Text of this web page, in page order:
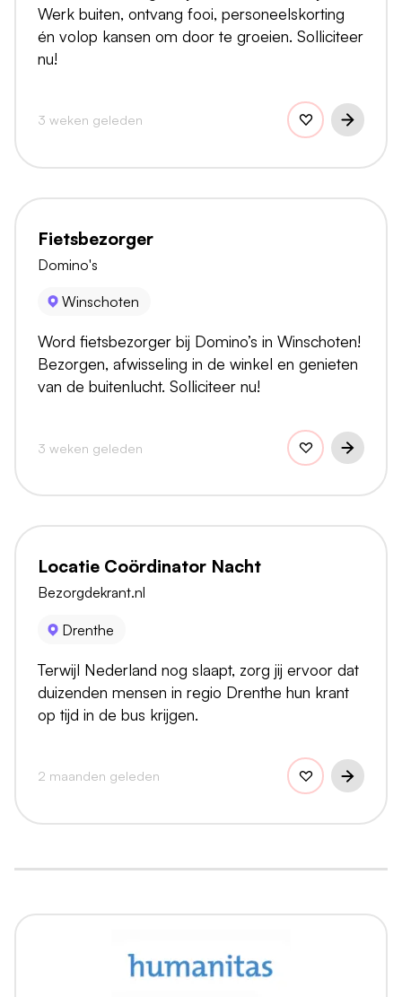
Werk buiten, ontvang fooi, personeelskorting
én volop kansen om door te groeien. Solliciteer
nu!
3 weken geleden
Fietsbezorger
Domino's
Winschoten
Word fietsbezorger bij Domino’s in Winschoten!
Bezorgen, afwisseling in de winkel en genieten
van de buitenlucht. Solliciteer nu!
3 weken geleden
Locatie Coördinator Nacht
Bezorgdekrant.nl
Drenthe
Terwijl Nederland nog slaapt, zorg jij ervoor dat
duizenden mensen in regio Drenthe hun krant
op tijd in de bus krijgen.
2 maanden geleden